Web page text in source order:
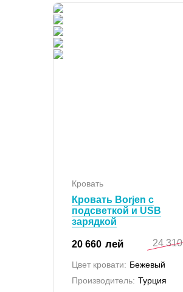
Кровать
Кровать Borjen с
подсветкой и USB
зарядкой
20 660 лей 24 310
Цвет кровати: Бежевый
Производитель: Турция